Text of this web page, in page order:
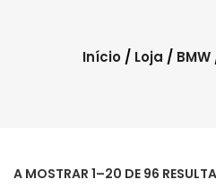
Loja Virtual 360º
Início / Loja / BMW
A MOSTRAR 1–20 DE 96